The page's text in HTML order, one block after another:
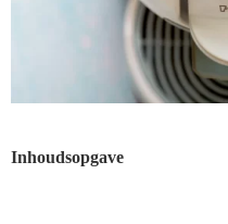
Inhoudsopgave